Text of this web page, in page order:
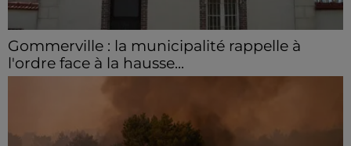
Gommerville : la municipalité rappelle à
l'ordre face à la hausse...
Incrustation de déchets, déjections sur les sites
hausse des incivilités, la mairie de Gommerville
hausse...